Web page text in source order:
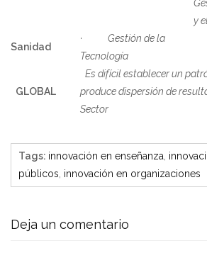
y
Sanidad
· Gestión de la
Tecnología
GLOBAL
Es difícil establecer un
produce dispersión de
Sector
Tags: innovación en enseñanza
públicos innovación en organizaciones
Deja un comentario